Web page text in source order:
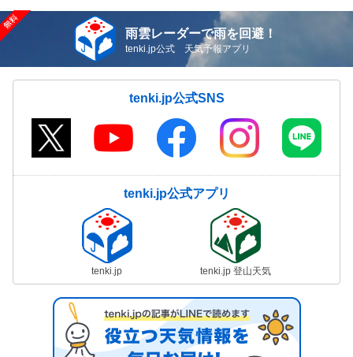
雨雲レーダーで雨を回避！
tenki.jp公式 天気予報アプリ
tenki.jp公式SNS
tenki.jp公式アプリ
tenki.jp tenki.jp 登山天気